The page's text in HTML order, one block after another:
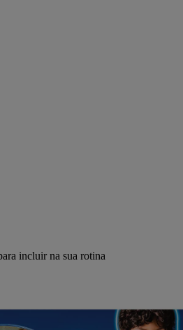
incluir na sua rotina